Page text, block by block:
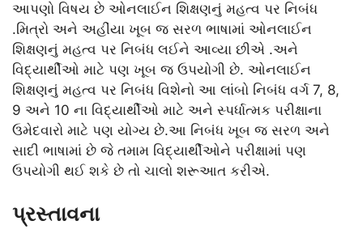
આપણો વિષય છે ઓનલાઈન શિક્ષણનું મહત્વ પર નિબંધ
.મિત્રો અને અહીંયા ખૂબ જ સરળ ભાષામાં ઓનલાઈન
શિક્ષણનું મહત્વ પર નિબંધ લઈને આવ્યા છીએ .અને
વિદ્યાર્થીઓ માટે પણ ખૂબ જ ઉપયોગી છે. ઓનલાઈન
શિક્ષણનું મહત્વ પર નિબંધ વિશેનો આ લાંબો નિબંધ વર્ગ 7, 8,
9 અને 10 ના વિદ્યાર્થીઓ માટે અને સ્પર્ધાત્મક પરીક્ષાના
ઉમેદવારો માટે પણ યોગ્ય છે.આ નિબંધ ખૂબ જ સરળ અને
સાદી ભાષામાં છે જે તમામ વિદ્યાર્થીઓને પરીક્ષામાં પણ
ઉપયોગી થઈ શકે છે તો ચાલો શરૂઆત કરીએ.
પ્રસ્તાવના